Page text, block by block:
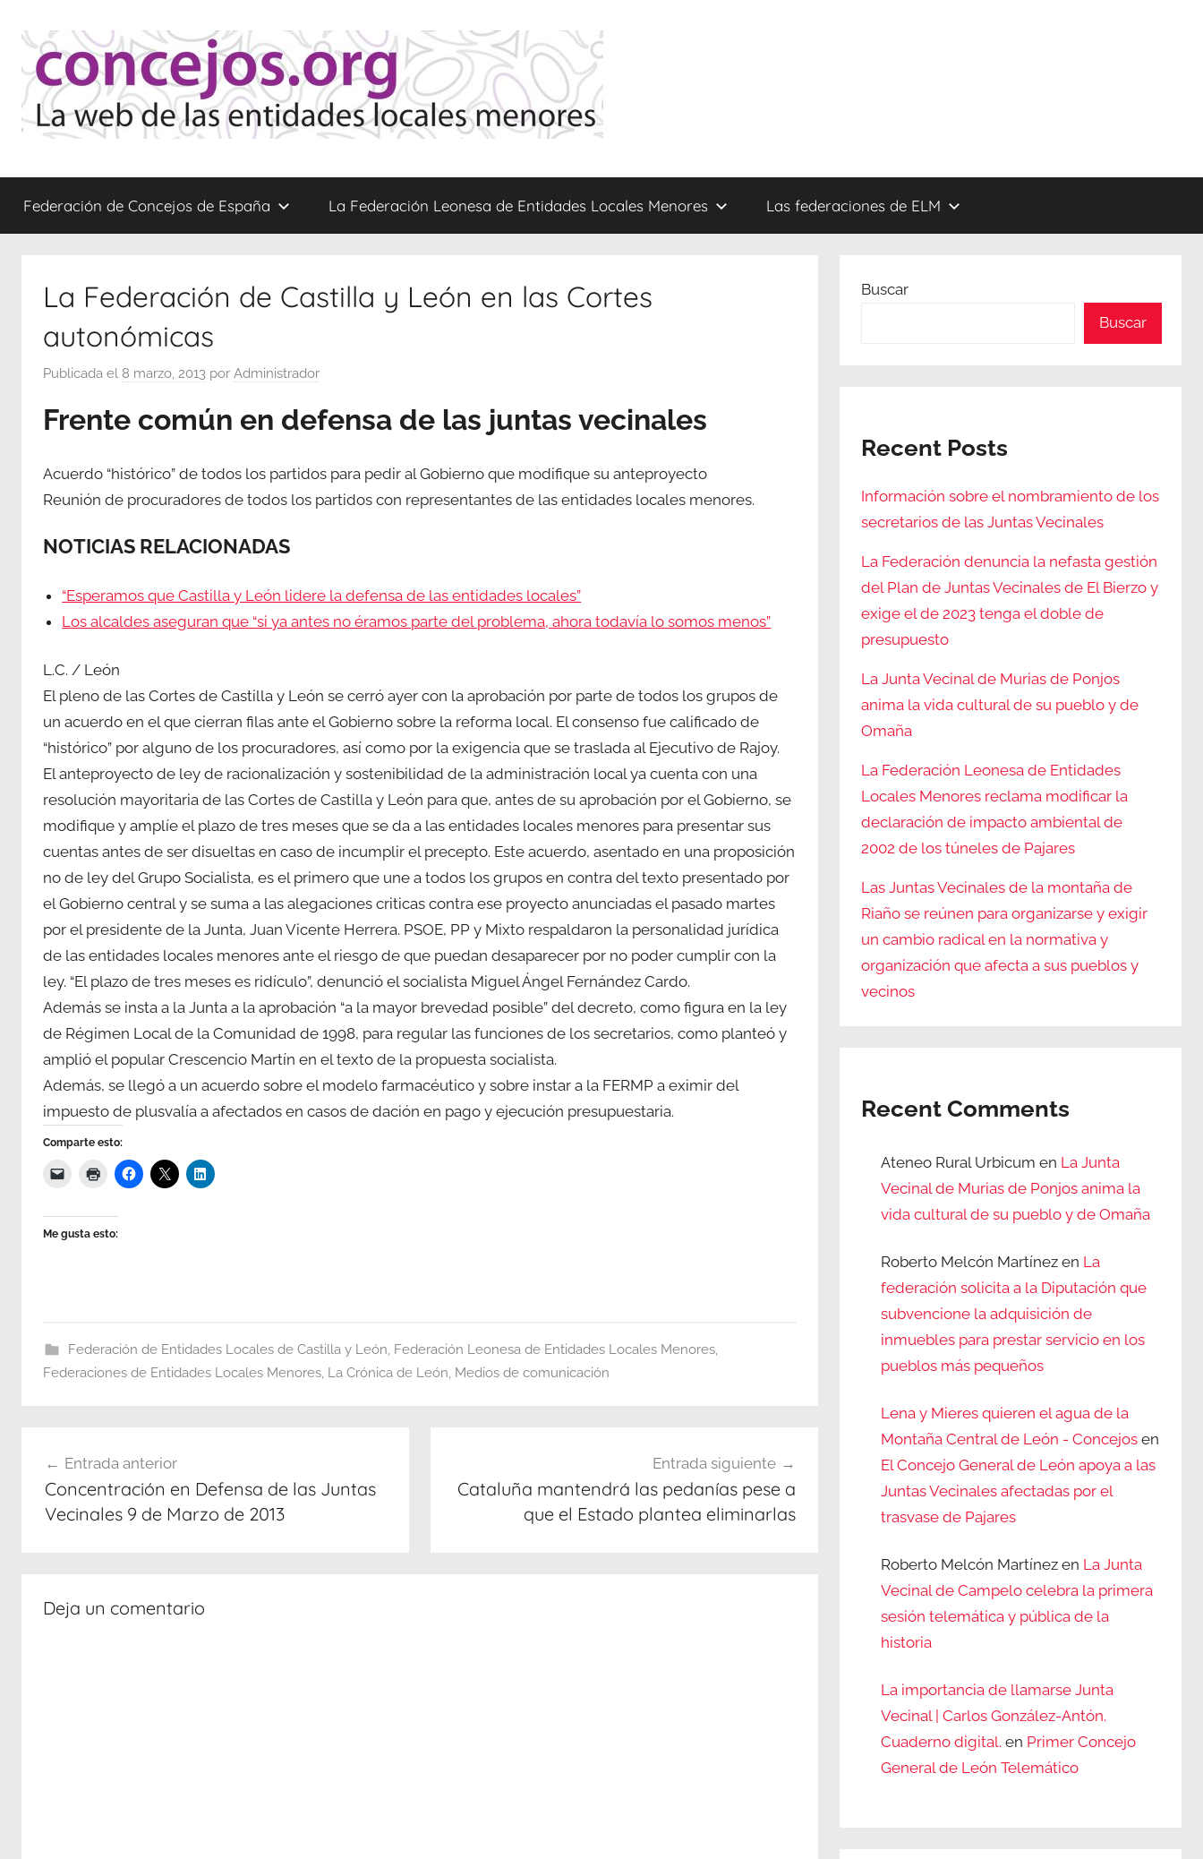
contenido
Concejos
web
de
Menores
Federación de Concejos de España La Federación Leonesa de Entidades Locales Menores Las federaciones de ELM
La Federación de Castilla y León en las Cortes
autonómicas
Publicada el 8 marzo, 2013 por Administrador
Frente común en defensa de las juntas vecinales
Acuerdo “histórico” de todos los partidos para pedir al Gobierno que modifique su anteproyecto
Reunión de procuradores de todos los partidos con representantes de las entidades locales menores.
NOTICIAS RELACIONADAS
“Esperamos que Castilla y León lidere la defensa de las entidades locales”
Los alcaldes aseguran que “si ya antes no éramos parte del problema, ahora todavía lo somos menos”
L.C. / León
El pleno de las Cortes de Castilla y León se cerró ayer con la aprobación por parte de todos los grupos de
un acuerdo en el que cierran filas ante el Gobierno sobre la reforma local. El consenso fue calificado de
“histórico” por alguno de los procuradores, así como por la exigencia que se traslada al Ejecutivo de Rajoy.
El anteproyecto de ley de racionalización y sostenibilidad de la administración local ya cuenta con una
resolución mayoritaria de las Cortes de Castilla y León para que, antes de su aprobación por el Gobierno, se
modifique y amplíe el plazo de tres meses que se da a las entidades locales menores para presentar sus
cuentas antes de ser disueltas en caso de incumplir el precepto. Este acuerdo, asentado en una proposición
no de ley del Grupo Socialista, es el primero que une a todos los grupos en contra del texto presentado por
el Gobierno central y se suma a las alegaciones criticas contra ese proyecto anunciadas el pasado martes
por el presidente de la Junta, Juan Vicente Herrera. PSOE, PP y Mixto respaldaron la personalidad jurídica
de las entidades locales menores ante el riesgo de que puedan desaparecer por no poder cumplir con la
ley. “El plazo de tres meses es ridículo”, denunció el socialista Miguel Ángel Fernández Cardo.
Además se insta a la Junta a la aprobación “a la mayor brevedad posible” del decreto, como figura en la ley
de Régimen Local de la Comunidad de 1998, para regular las funciones de los secretarios, como planteó y
amplió el popular Crescencio Martín en el texto de la propuesta socialista.
Además, se llegó a un acuerdo sobre el modelo farmacéutico y sobre instar a la FERMP a eximir del
impuesto de plusvalía a afectados en casos de dación en pago y ejecución presupuestaria.
Comparte esto:
Me gusta esto:
Federación de Entidades Locales de Castilla y León, Federación Leonesa de Entidades Locales Menores,
Federaciones de Entidades Locales Menores, La Crónica de León, Medios de comunicación
de
entradas
Entrada anterior
Concentración en Defensa de las Juntas
Vecinales 9 de Marzo de 2013
Entrada siguiente
Cataluña mantendrá las pedanías pese a
que el Estado plantea eliminarlas
Deja un comentario
Buscar
Buscar
Recent Posts
Información sobre el nombramiento de los
secretarios de las Juntas Vecinales
La Federación denuncia la nefasta gestión
del Plan de Juntas Vecinales de El Bierzo y
exige el de 2023 tenga el doble de
presupuesto
La Junta Vecinal de Murias de Ponjos
anima la vida cultural de su pueblo y de
Omaña
La Federación Leonesa de Entidades
Locales Menores reclama modificar la
declaración de impacto ambiental de
2002 de los túneles de Pajares
Las Juntas Vecinales de la montaña de
Riaño se reúnen para organizarse y exigir
un cambio radical en la normativa y
organización que afecta a sus pueblos y
vecinos
Recent Comments
Ateneo Rural Urbicum en La Junta
Vecinal de Murias de Ponjos anima la
vida cultural de su pueblo y de Omaña
Roberto Melcón Martínezen La
federación solicita a la Diputación que
subvencione la adquisición de
inmuebles para prestar servicio en los
pueblos más pequeños
Lena y Mieres quieren el agua de la
Montaña Central de León - Concejosen
El Concejo General de León apoya a las
Juntas Vecinales afectadas por el
trasvase de Pajares
Roberto Melcón Martínezen La Junta
Vecinal de Campelo celebra la primera
sesión telemática y pública de la
historia
La importancia de llamarse Junta
Vecinal | Carlos González-Antón.
Cuaderno digital. en Primer Concejo
General de León Telemático